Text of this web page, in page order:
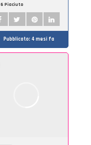
6 Piaciuto
Pubblicato: 4 mesi fa